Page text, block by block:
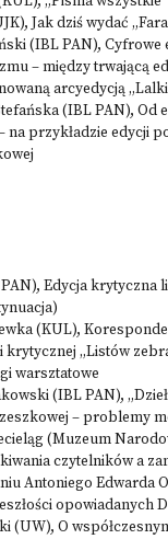
Jak dziś wydać
(IBL PAN),
– między trwającą
arcyedycją
(IBL PAN), Od
na przykładzie edycji
Edycja krytyczna
(KUL),
krytycznej „Listów
warsztatowe
(IBL PAN),
– problemy
(Muzeum
czytelników a
Antoniego Edwarda
opowiadanych
(UW), O